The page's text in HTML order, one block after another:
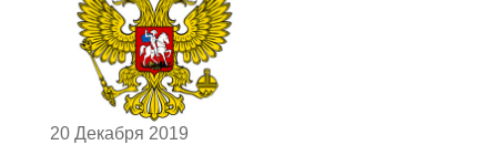
20 Декабря 2019